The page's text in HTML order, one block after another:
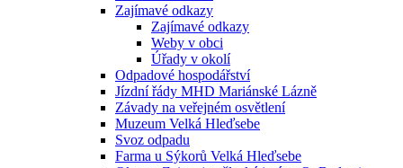
Zajímavé odkazy
Zajímavé odkazy
Weby v obci
Úřady v okolí
Odpadové hospodářství
Jízdní řády MHD Mariánské Lázně
Závady na veřejném osvětlení
Muzeum Velká Hleďsebe
Svoz odpadu
Farma u Sýkorů Velká Hleďsebe